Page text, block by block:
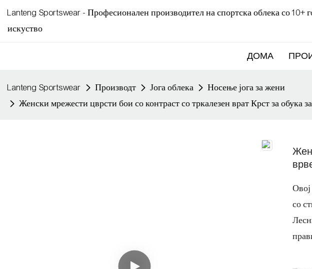
Lanteng Sportswear - Професионален производител на спортска облека со 10+
искуство
ДОМА
Lanteng Sportswear Производт Јога облека
Носење јога за жени
Женски мрежести цврсти бои со контраст со тркалезен врат Крст за обука
Овој
со